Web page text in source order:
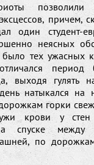
причем,
один студент-
неясных
было тех ужасных
период
выходя гулять
натыкался на
горки
крови у стен
спуске между
по